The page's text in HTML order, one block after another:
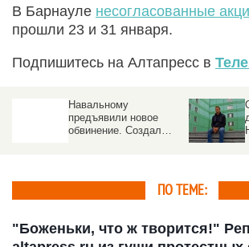
В Барнауле несогласованные
прошли 23 и 31 января.
Подпишитесь на Алтапресс в
Навальному
предъявили новое
обвинение. Создал
граждан
ПО ТЕМЕ:
"Боженьки, что ж творится!"